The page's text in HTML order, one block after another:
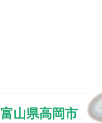
富山県高岡市